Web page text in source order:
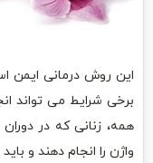
این روش درمانی ایمن
برخی شرایط می تواند
همه، زنانی که در
واژن را انجام دهند و